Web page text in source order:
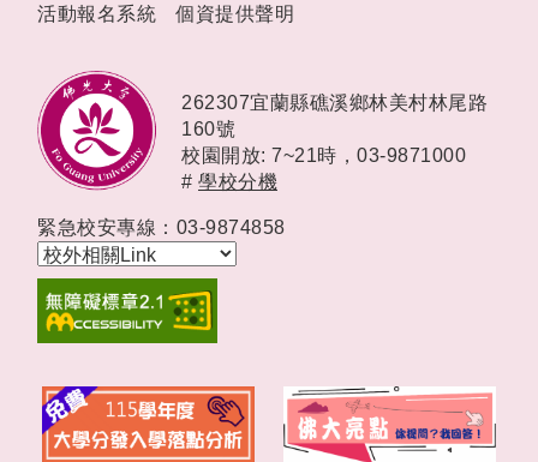
活動報名系統
個資提供聲明
262307宜蘭縣礁溪鄉林美村林尾路
160號
校園開放: 7~21時， 03-9871000
# 學校分機
緊急校安專線：03-9874858